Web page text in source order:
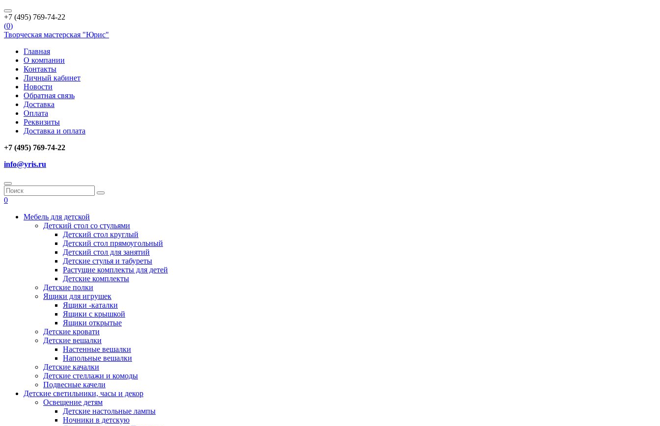
+7 (495) 769-74-22
(0)
Творческая мастерская "Юрис"
Главная
О компании
Контакты
Личный кабинет
Новости
Обратная связь
Доставка
Оплата
Реквизиты
Доставка и оплата
+7 (495) 769-74-22
info@yris.ru
0
Мебель для детской
Детский стол со стульями
Детский стол круглый
Детский стол прямоугольный
Детский стол для занятий
Детские стулья и табуреты
Растущие комплекты для детей
Детские комплекты
Детские полки
Ящики для игрушек
Ящики -каталки
Ящики с крышкой
Ящики открытые
Детские кровати
Детские вешалки
Настенные вешалки
Напольные вешалки
Детские качалки
Детские стеллажи и комоды
Подвесные качели
Детские светильники, часы и декор
Освещение детям
Детские настольные лампы
Ночники в детскую